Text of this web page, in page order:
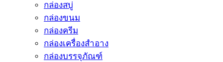
กล่องสบู่
กล่องขนม
กล่องครีม
กล่องเครื่องสำอาง
กล่องบรรจุภัณฑ์